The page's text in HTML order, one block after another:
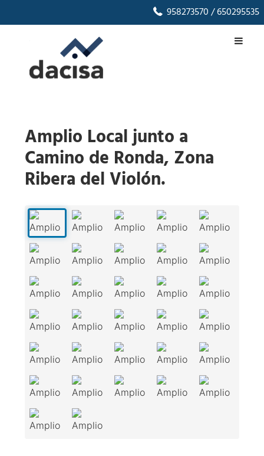
958273570/ 650295535
Amplio Local junto a
Camino de Ronda, Zona
Ribera del Violón.